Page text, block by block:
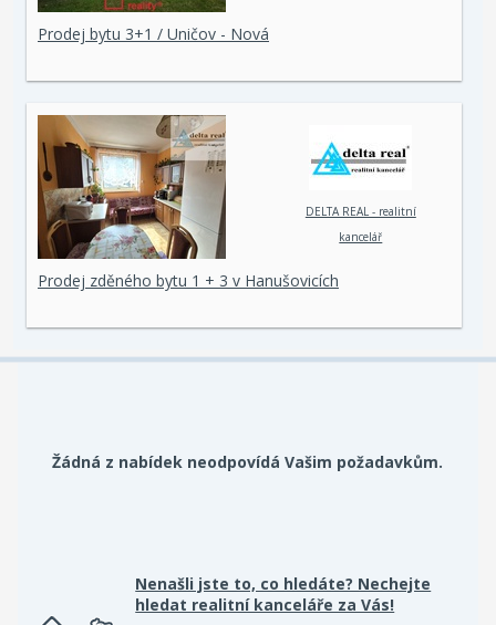
Prodej bytu 3+1 / Uničov - Nová
DELTA REAL - realitní
kancelář
Prodej zděného bytu 1 + 3 v Hanušovicích
Žádná z nabídek neodpovídá Vašim požadavkům.
Nenašli jste to, co hledáte? Nechejte
hledat realitní kanceláře za Vás!